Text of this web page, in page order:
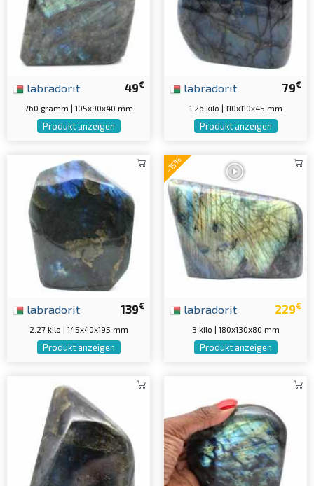
49€
labradorit
760 gramm | 105x90x40 mm
Produkt anzeigen
79€
labradorit
1.26 kilo | 110x110x45 mm
Produkt anzeigen
139€
labradorit
2.27 kilo | 145x40x195 mm
Produkt anzeigen
-15%
229€
labradorit
3 kilo | 180x130x80 mm
Produkt anzeigen